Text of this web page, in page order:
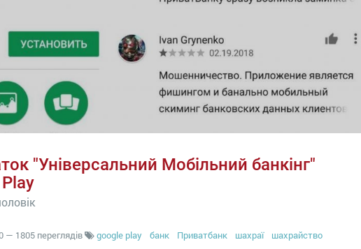
"Універсальний Мобільний банкінг"
— 1805 переглядів google play банк Приватбанк шахраї шахрайство